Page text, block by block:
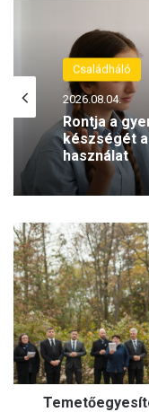
Családháló
2026.08.04.
Rontja a
készségét
használat
Családháló
2026.08.02.
Napozás és
mit nem?
T
e
m
e
t
ő
e
g
y